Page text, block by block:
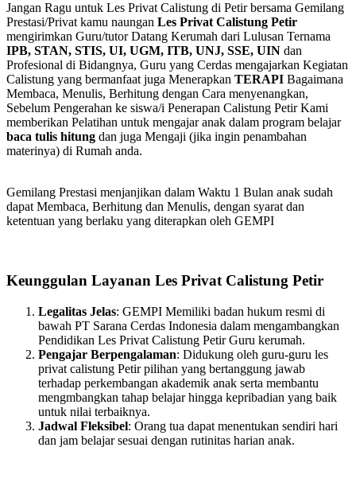
Jangan Ragu untuk Les Privat Calistung di Petir bersama Gemilang
Prestasi/Privat kamu naungan Les Privat Calistung Petir
mengirimkan Guru/tutor Datang Kerumah dari Lulusan Ternama
IPB, STAN, STIS, UI, UGM, ITB, UNJ, SSE, UIN dan
Profesional di Bidangnya, Guru yang Cerdas mengajarkan Kegiatan
Calistung yang bermanfaat juga Menerapkan TERAPI Bagaimana
Membaca, Menulis, Berhitung dengan Cara menyenangkan,
Sebelum Pengerahan ke siswa/i Penerapan Calistung Petir Kami
memberikan Pelatihan untuk mengajar anak dalam program belajar
baca tulis hitung dan juga Mengaji (jika ingin penambahan
materinya) di Rumah anda.
Gemilang Prestasi menjanjikan dalam Waktu 1 Bulan anak sudah
dapat Membaca, Berhitung dan Menulis, dengan syarat dan
ketentuan yang berlaku yang diterapkan oleh GEMPI
Keunggulan Layanan Les Privat Calistung Petir
Legalitas Jelas: GEMPI Memiliki badan hukum resmi di
bawah PT Sarana Cerdas Indonesia dalam mengambangkan
Pendidikan Les Privat Calistung Petir Guru kerumah.
Pengajar Berpengalaman: Didukung oleh guru-guru les
privat calistung Petir pilihan yang bertanggung jawab
terhadap perkembangan akademik anak serta membantu
mengmbangkan tahap belajar hingga kepribadian yang baik
untuk nilai terbaiknya.
Jadwal Fleksibel: Orang tua dapat menentukan sendiri hari
dan jam belajar sesuai dengan rutinitas harian anak.